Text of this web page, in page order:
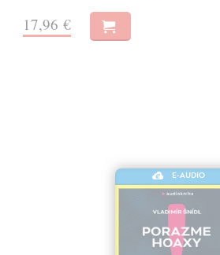
17,96 €
E-AUDIO